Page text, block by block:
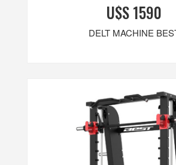
U$S 1590
DELT MACHINE